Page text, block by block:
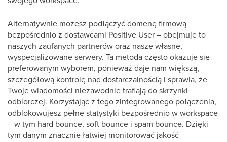
Alternatywnie możesz podłączyć domenę firmową
bezpośrednio z dostawcami Positive User – obejmuje to
naszych zaufanych partnerów oraz nasze własne,
wyspecjalizowane serwery. Ta metoda często okazuje się
preferowanym wyborem, ponieważ daje nam większą,
szczegółową kontrolę nad dostarczalnością i sprawia, że
Twoje wiadomości niezawodnie trafiają do skrzynki
odbiorczej. Korzystając z tego zintegrowanego połączenia,
odblokowujesz pełne statystyki bezpośrednio w workspace
– w tym hard bounce, soft bounce i spam bounce. Dzięki
tym danym znacznie łatwiej monitorować jakość